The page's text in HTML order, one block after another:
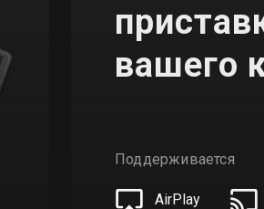
вашего
Поддерживается
AirPlay